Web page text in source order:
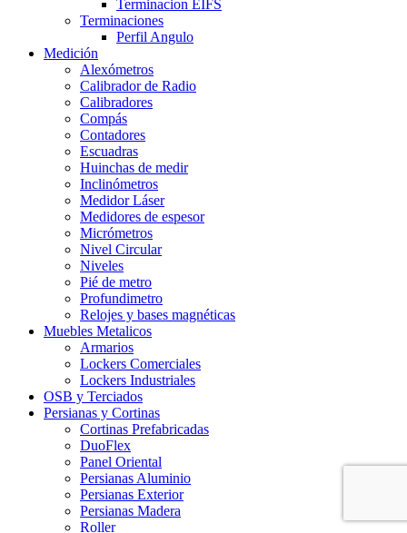
Terminacion EIFS
Terminaciones
Perfil Angulo
Medición
Alexómetros
Calibrador de Radio
Calibradores
Compás
Contadores
Escuadras
Huinchas de medir
Inclinómetros
Medidor Láser
Medidores de espesor
Micrómetros
Nivel Circular
Niveles
Pié de metro
Profundimetro
Relojes y bases magnéticas
Muebles Metalicos
Armarios
Lockers Comerciales
Lockers Industriales
OSB y Terciados
Persianas y Cortinas
Cortinas Prefabricadas
DuoFlex
Panel Oriental
Persianas Aluminio
Persianas Exterior
Persianas Madera
Roller